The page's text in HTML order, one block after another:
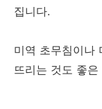
집니다.
미역 초무침이나
뜨리는 것도 좋은